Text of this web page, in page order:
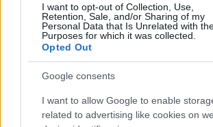
I want to opt-out of Collection, Use,
Retention, Sale, and/or Sharing of my
Personal Data that Is Unrelated with
Purposes for which it was collected.
Opted Out
Google consents
I want to allow Google to enable
related to advertising like cookies on